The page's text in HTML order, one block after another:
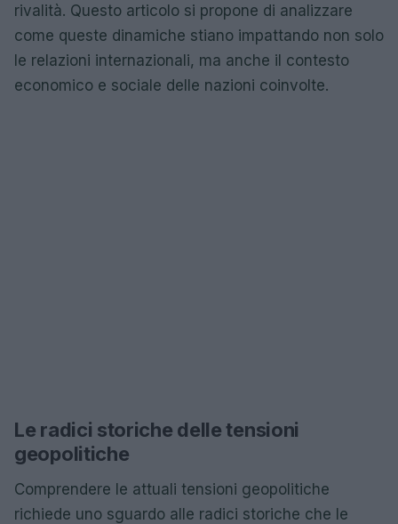
rivalità. Questo articolo si propone di analizzare
come queste dinamiche stiano impattando non solo
le relazioni internazionali, ma anche il contesto
economico e sociale delle nazioni coinvolte.
Le radici storiche delle tensioni
geopolitiche
Comprendere le attuali tensioni geopolitiche
richiede uno sguardo alle radici storiche che le